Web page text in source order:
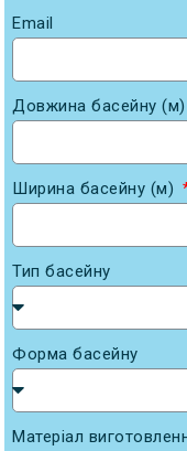
Email
Довжина басейну (м)
Ширина басейну (м)
Тип басейну
Форма басейну
Матеріал